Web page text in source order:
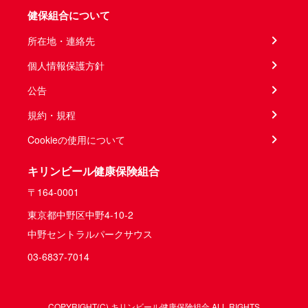
健保組合について
所在地・連絡先
個人情報保護方針
公告
規約・規程
Cookieの使用について
キリンビール健康保険組合
〒164-0001
東京都中野区中野4-10-2
中野セントラルパークサウス
03-6837-7014